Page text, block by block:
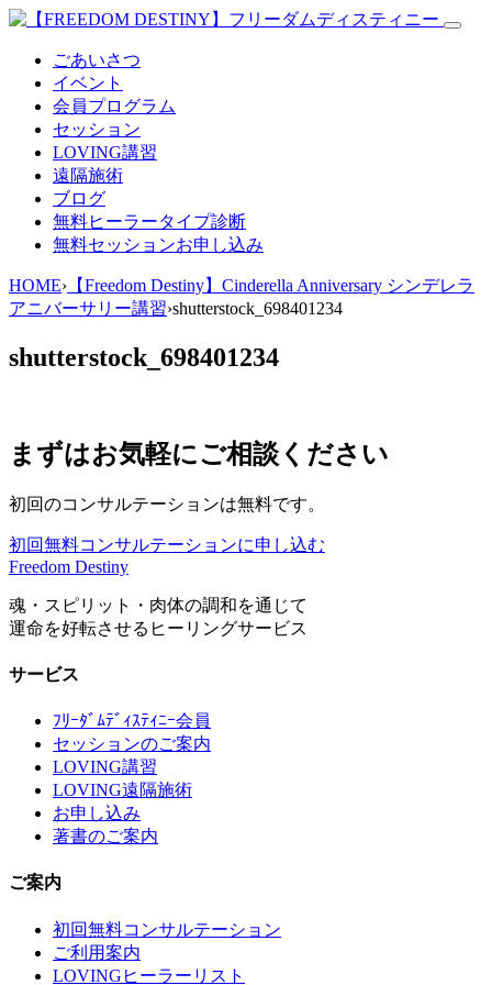
ごあいさつ
イベント
会員プログラム
セッション
LOVING講習
遠隔施術
ブログ
無料ヒーラータイプ診断
無料セッションお申し込み
HOME› 【Freedom Destiny】Cinderella Anniversary シンデレラ
アニバーサリー講習›shutterstock_698401234
shutterstock_698401234
まずはお気軽にご相談ください
初回のコンサルテーションは無料です。
初回無料コンサルテーションに申し込む
Freedom Destiny
魂・スピリット・肉体の調和を通じて
運命を好転させるヒーリングサービス
サービス
ﾌﾘｰﾀﾞﾑﾃﾞｨｽﾃｨﾆｰ会員
セッションのご案内
LOVING講習
LOVING遠隔施術
お申し込み
著書のご案内
ご案内
初回無料コンサルテーション
ご利用案内
LOVINGヒーラーリスト